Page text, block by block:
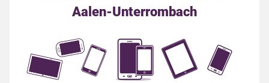
Aalen-Unterrombach